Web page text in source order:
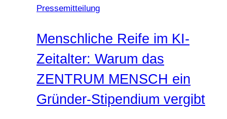
Pressemitteilung
Menschliche Reife im KI-
Zeitalter: Warum das
ZENTRUM MENSCH ein
Gründer-Stipendium vergibt